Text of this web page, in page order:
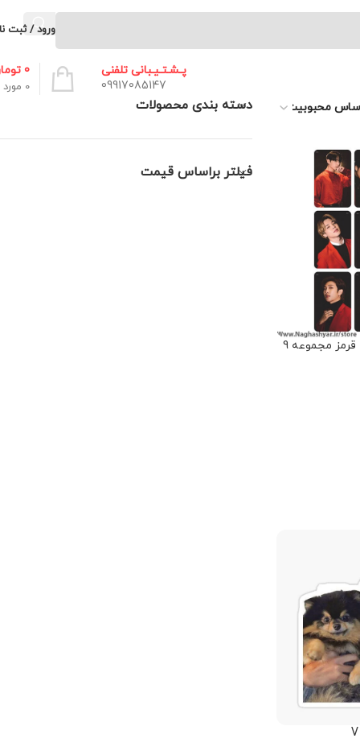
ورود / ثبت
پـشـتـیـبانی تلفنی
09917085147
0 مورد
0
برچسب بی تی اس طرح قرمز مجموعه 9
دسته بندی محصولات
فیلتر براساس قیمت